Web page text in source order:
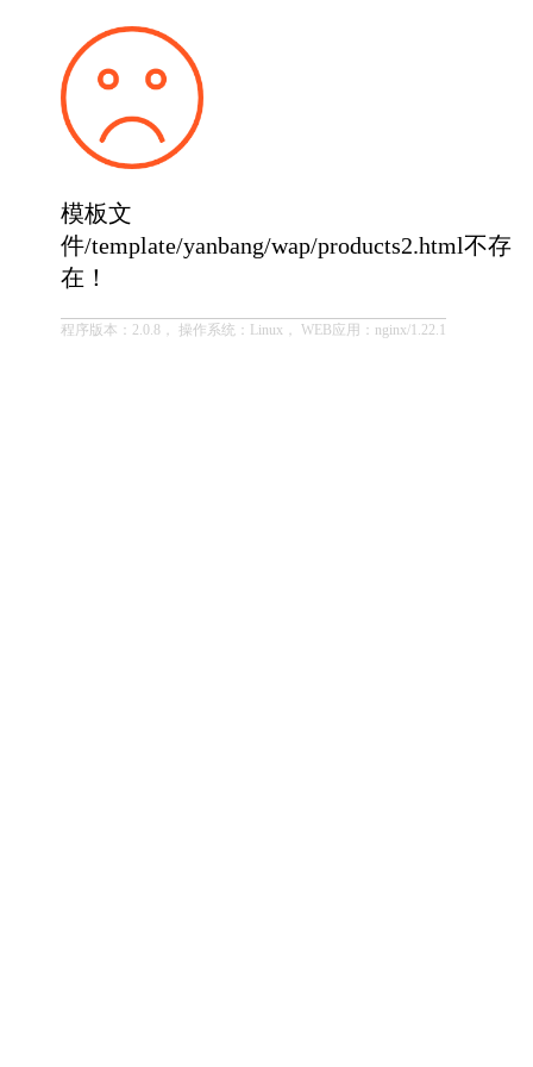
模板文
件/template/yanbang/wap/products2.html不存
在！
程序版本：2.0.8， 操作系统：Linux， WEB应用：nginx/1.22.1